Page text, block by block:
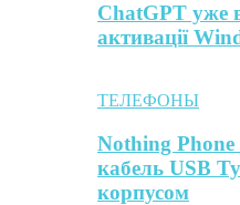
ChatGPT уже
активації
ТЕЛЕФОНЫ
Nothing
кабель USB
корпусом